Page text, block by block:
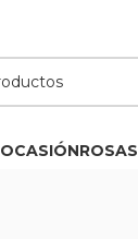
OCASIÓNROSAS